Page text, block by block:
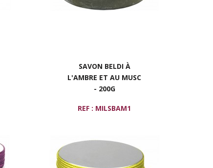
SAVON BELDI À
L'AMBRE ET AU MUSC
- 200G
REF : MILSBAM1